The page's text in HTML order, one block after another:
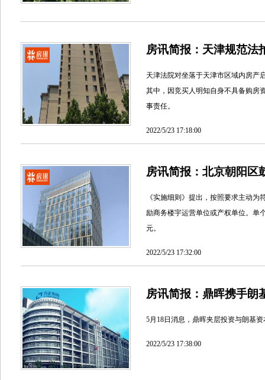
房讯简报：天津规范法
天津法院对坐落于天津市区域内房产
其中，因竞买人明知自身不具备购房
事责任。
2022/5/23 17:18:00
房讯简报：北京朝阳区
《实施细则》提出，按照要求主动
励商务楼宇运营单位或产权单位。单
元。
2022/5/23 17:32:00
房讯简报：鼎晖携手朗
5月18日消息，鼎晖夹层投资与朗基
2022/5/23 17:38:00